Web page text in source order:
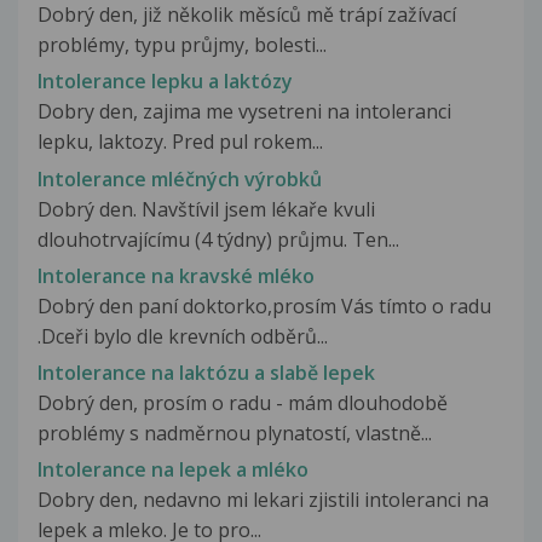
Dobrý den, již několik měsíců mě trápí zažívací
problémy, typu průjmy, bolesti...
Intolerance lepku a laktózy
Dobry den, zajima me vysetreni na intoleranci
lepku, laktozy. Pred pul rokem...
Intolerance mléčných výrobků
Dobrý den. Navštívil jsem lékaře kvuli
dlouhotrvajícímu (4 týdny) průjmu. Ten...
Intolerance na kravské mléko
Dobrý den paní doktorko,prosím Vás tímto o radu
.Dceři bylo dle krevních odběrů...
Intolerance na laktózu a slabě lepek
Dobrý den, prosím o radu - mám dlouhodobě
problémy s nadměrnou plynatostí, vlastně...
Intolerance na lepek a mléko
Dobry den, nedavno mi lekari zjistili intoleranci na
lepek a mleko. Je to pro...